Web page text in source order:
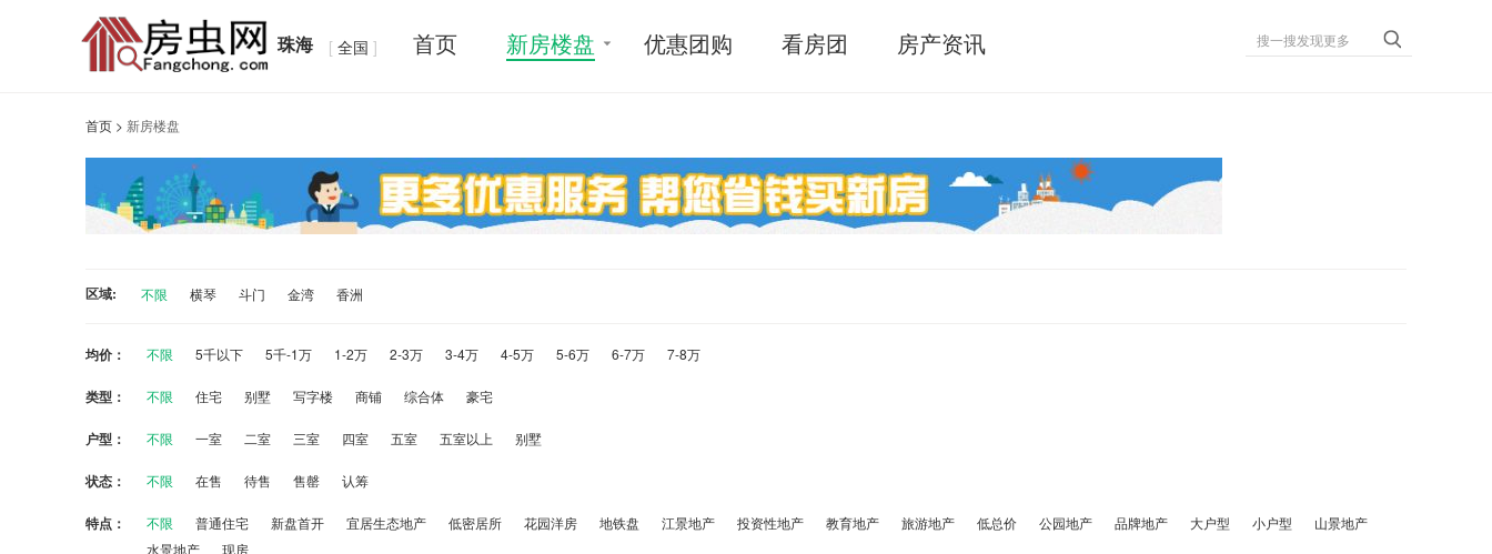
珠海 [ 全国 ] 首页 新房楼盘 优惠团购 看房团 房产资讯 搜一搜发现更多
首页 > 新房楼盘
区域: 不限 横琴 斗门 金湾 香洲
均价： 不限 5千以下 5千-1万 1-2万 2-3万 3-4万 4-5万 5-6万 6-7万 7-8万
类型： 不限 住宅 别墅 写字楼 商铺 综合体 豪宅
户型： 不限 一室 二室 三室 四室 五室 五室以上 别墅
状态： 不限 在售 待售 售罄 认筹
特点： 不限 普通住宅 新盘首开 宜居生态地产 低密居所 花园洋房 地铁盘 江景地产 投资性地产 教育地产 旅游地产 低总价 公园地产 品牌地产 大户型 小户型
山景地产
水景地产
现房